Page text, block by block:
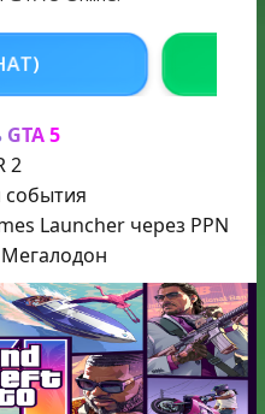
5
2
события
Launcher через PPN
Мегалодон